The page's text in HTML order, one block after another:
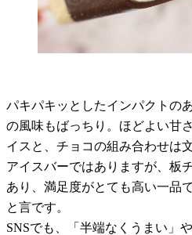
パキパキッとしたインパクトの
の風味もばっちり。ほどよい甘
イスと、チョコの組み合わせは
アイスバーではありますが、板
あり、満足度がとても高い一品
と言です。
SNSでも、「半端なくうまい」